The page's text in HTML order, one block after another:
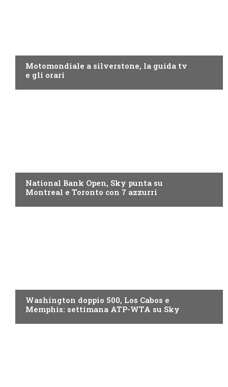
Motomondiale a silverstone, la guida tv
e gli orari
National Bank Open, Sky punta su
Montreal e Toronto con 7 azzurri
Washington doppio 500, Los Cabos e
Memphis: settimana ATP-WTA su Sky